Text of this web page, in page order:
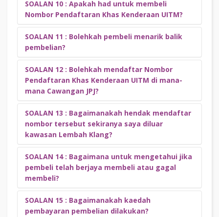
Harga bagi setiap nombor kenderaan adalah mengikut
kategori yang boleh dilihat di SINI .
SOALAN 10 : Apakah had untuk membeli
Nombor Pendaftaran Khas Kenderaan UITM?
Tiada had untuk membuat pembelian Nombor Pendaftaran
Khas Kenderaan UITM.
SOALAN 11 : Bolehkah pembeli menarik balik
pembelian?
TIDAK. Pembeli tidak dibenarkan menarik balik pembelian
yang sudah dilakukan.
SOALAN 12 : Bolehkah mendaftar Nombor
Pendaftaran Khas Kenderaan UITM di mana-
mana Cawangan JPJ?
Tidak boleh, hanya cawangan JPJ yang tertera sahaja
seperti di dalam surat kelulusan yang diberikan.
SOALAN 13 : Bagaimanakah hendak mendaftar
nombor tersebut sekiranya saya diluar
kawasan Lembah Klang?
Pembeli boleh dapatkan nombor telefon ‘runner’ daripada
pihak UiTM bagi membantu pembeli membuat pendaftaran
di cawangan JPJ seperti yang dinyatakan dalam surat
kelulusan.
SOALAN 14 : Bagaimana untuk mengetahui jika
pembeli telah berjaya membeli atau gagal
membeli?
Pentadbir sistem akan menghantar emel makluman kepada
pembeli untuk memaklumkan status bayaran yang telah
SOALAN 15 : Bagaimanakah kaedah
pembayaran pembelian dilakukan?